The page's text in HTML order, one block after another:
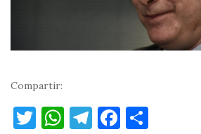
Compartir:
T W T F